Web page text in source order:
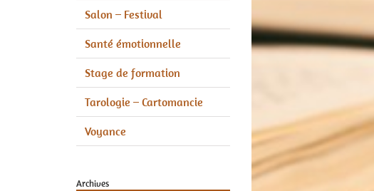
Salon – Festival
Santé émotionnelle
Stage de formation
Tarologie – Cartomancie
Voyance
Archives